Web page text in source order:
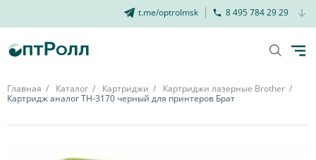
t.me/optrolmsk 8 495 784 29 29
Главная Каталог Картриджи
Картриджи лазерные Brother
Картридж аналог ТН-3170 черный для принтеров Брат